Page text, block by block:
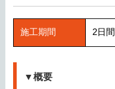
施工期間 2日間
▼概要